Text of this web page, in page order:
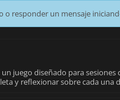
o responder un mensaje
juego diseñado para
y reflexionar sobre cada una